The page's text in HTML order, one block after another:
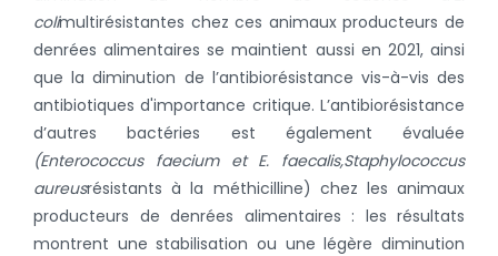
colimultirésistantes chez ces animaux producteurs de
denrées alimentaires se maintient aussi en 2021, ainsi
que la diminution de l’antibiorésistance vis-à-vis des
antibiotiques d'importance critique. L’antibiorésistance
d’autres bactéries est également évaluée
(Enterococcus faecium et E. faecalis,Staphylococcus
aureusrésistants à la méthicilline) chez les animaux
producteurs de denrées alimentaires : les résultats
montrent une stabilisation ou une légère diminution